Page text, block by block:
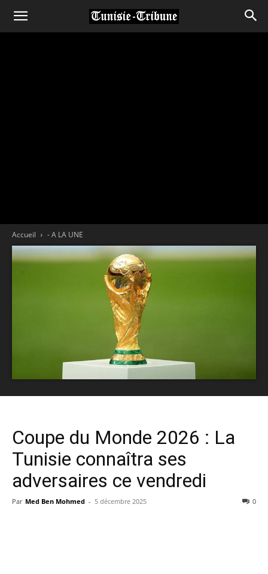
Accueil - A LA UNE
Coupe du Monde 2026 : La
Tunisie connaîtra ses
adversaires ce vendredi
Par Med Ben Mohmed - 5 décembre 2025 0